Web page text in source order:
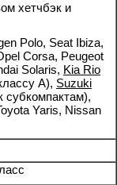
хетчбэк и
Polo, Seat Ibiza,
Corsa, Peugeot
Solaris, Kia Rio
А), Suzuki
субкомпактам),
Yaris, Nissan